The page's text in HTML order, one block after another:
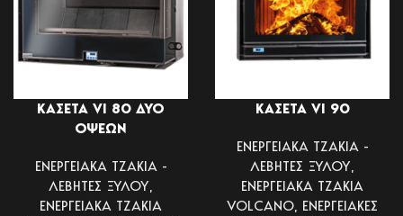
ΚΑΣΕΤΑ VI 80 ΔΥΟ
ΟΨΕΩΝ
ΕΝΕΡΓΕΙΑΚΑ ΤΖΑΚΙΑ -
ΛΕΒΗΤΕΣ ΞΥΛΟΥ,
ΕΝΕΡΓΕΙΑΚΑ ΤΖΑΚΙΑ
ΚΑΣΕΤΑ VI 90
ΕΝΕΡΓΕΙΑΚΑ ΤΖΑΚΙΑ -
ΛΕΒΗΤΕΣ ΞΥΛΟΥ,
ΕΝΕΡΓΕΙΑΚΑ ΤΖΑΚΙΑ
VOLCANO, ΕΝΕΡΓΕΙΑΚΕΣ